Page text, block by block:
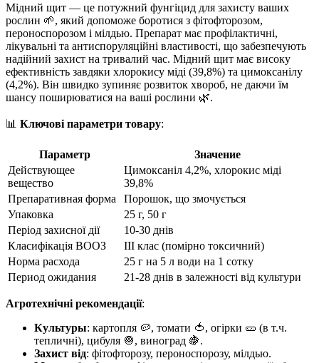
Мідний щит — це потужний фунгіцид для захисту ваших
рослин 🌱, який допоможе боротися з фітофторозом,
пероноспорозом і мілдью. Препарат має профілактичні,
лікувальні та антиспоруляційні властивості, що забезпечують
надійний захист на тривалий час. Мідний щит має високу
ефективність завдяки хлорокису міді (39,8%) та цимоксанілу
(4,2%). Він швидко зупиняє розвиток хвороб, не даючи їм
шансу поширюватися на ваші рослини 🌿.
📊 Ключові параметри товару:
Параметр
Значение
Действующее
вещество
Цимоксаніл 4,2%, хлорокис міді
39,8%
Препаративная форма
Порошок, що змочується
Упаковка
25 г, 50 г
Період захисної дії
10-30 днів
Класифікація ВООЗ
ІІІ клас (помірно токсичний)
Норма расхода
25 г на 5 л води на 1 сотку
Период ожидания
21-28 днів в залежності від культури
Агротехнічні рекомендації:
Культуры: картопля 🥔, томати 🍅, огірки 🥒 (в т.ч.
тепличні), цибуля 🧅, виноград 🍇.
Захист від: фітофторозу, пероноспорозу, мілдью.